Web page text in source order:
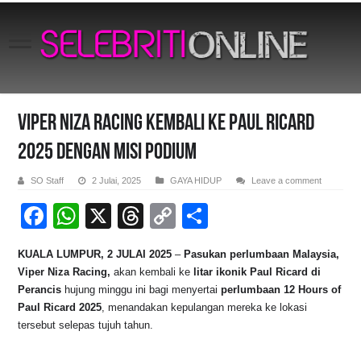
VIPER NIZA RACING KEMBALI KE PAUL RICARD
2025 DENGAN MISI PODIUM
SO Staff 2 Julai, 2025 GAYA HIDUP Leave a comment
F
c
e
b
W
at
s
A
X
T
e
a
d
C
p
y
Li
ar
e
KUALA LUMPUR, 2 JULAI 2025 – Pasukan perlumbaan Malaysia,
Viper Niza Racing, akan kembali ke litar ikonik Paul Ricard di
Perancis hujung minggu ini bagi menyertaiperlumbaan 12 Hours of
Paul Ricard 2025, menandakan kepulangan mereka ke lokasi
tersebut selepas tujuh tahun.